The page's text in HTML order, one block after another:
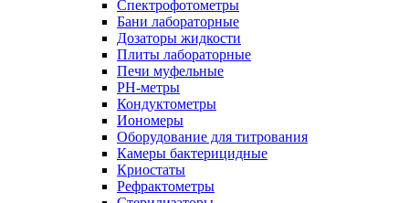
Спектрофотометры
Бани лабораторные
Дозаторы жидкости
Плиты лабораторные
Печи муфельные
РН-метры
Кондуктометры
Иономеры
Оборудование для титрования
Камеры бактерицидные
Криостаты
Рефрактометры